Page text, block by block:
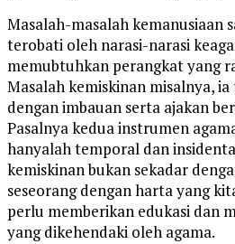
Masalah-masalah kemanusiaan
terobati oleh narasi-narasi
memubtuhkan perangkat yang
Masalah kemiskinan misalnya,
dengan imbauan serta ajakan
Pasalnya kedua instrumen
hanyalah temporal dan
kemiskinan bukan sekadar
seseorang dengan harta yang
perlu memberikan edukasi dan
yang dikehendaki oleh agama.